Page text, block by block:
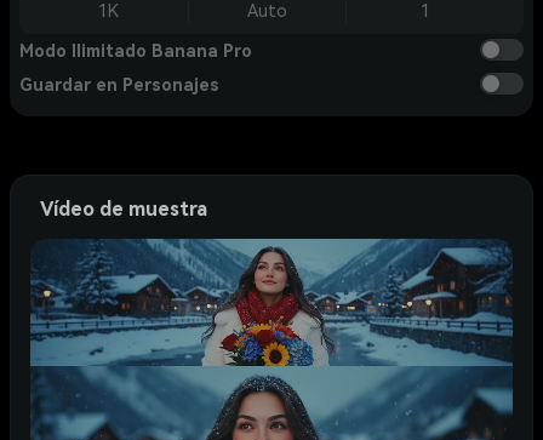
1K Auto 1
Modo Ilimitado Banana Pro
Guardar en Personajes
Vídeo de muestra